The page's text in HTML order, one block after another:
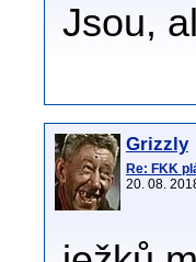
Jsou,
Grizzly
Re: FKK
20. 08.